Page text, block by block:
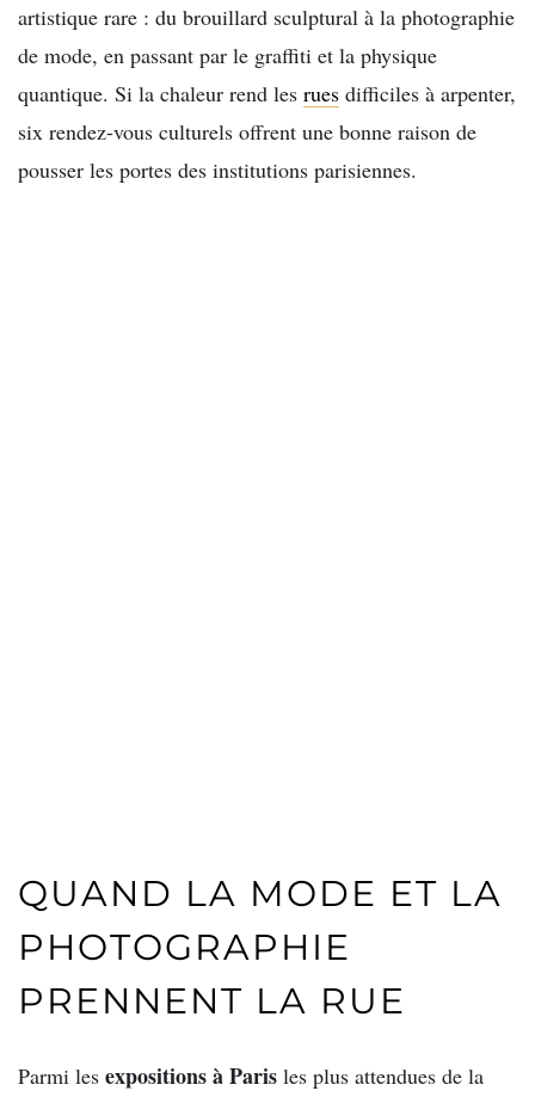
artistique rare : du brouillard sculptural à la photographie
de mode, en passant par le graffiti et la physique
quantique. Si la chaleur rend les rues difficiles à arpenter,
six rendez-vous culturels offrent une bonne raison de
pousser les portes des institutions parisiennes.
QUAND LA MODE ET LA
PHOTOGRAPHIE
PRENNENT LA RUE
Parmi les expositions à Paris les plus attendues de la